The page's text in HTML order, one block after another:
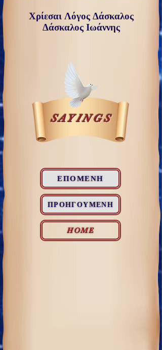
Χρίεσαι Λόγος Δάσκαλος
Δάσκαλος Ιωάννης
ΠΡΟΗΓΟΥΜΕΝΗ
HOME
ΕΠΟΜΕΝΗ
SAYINGS